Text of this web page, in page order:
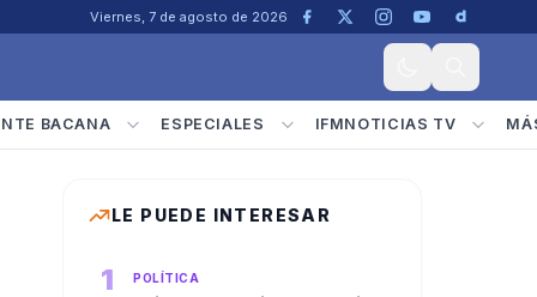
Viernes, 7 de agosto de 2026
BACANA ESPECIALES IFMNOTICIAS TV
LE PUEDE INTERESAR
1 POLÍTICA